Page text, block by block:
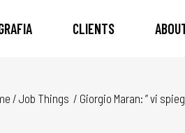
CLIENTS
/ Job Things / Giorgio Maran: ” vi